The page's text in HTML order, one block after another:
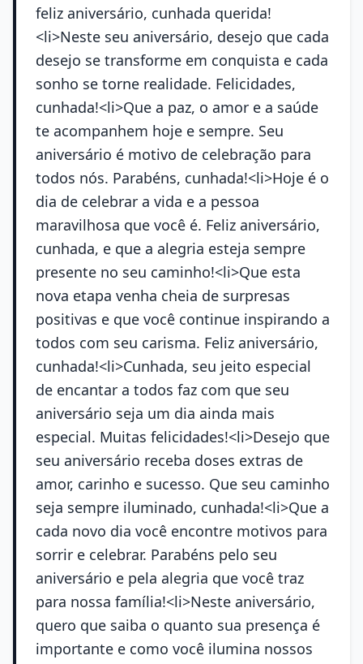
feliz aniversário, cunhada querida!
<li>Neste seu aniversário, desejo que cada
desejo se transforme em conquista e cada
sonho se torne realidade. Felicidades,
cunhada!<li>Que a paz, o amor e a saúde
te acompanhem hoje e sempre. Seu
aniversário é motivo de celebração para
todos nós. Parabéns, cunhada!<li>Hoje é o
dia de celebrar a vida e a pessoa
maravilhosa que você é. Feliz aniversário,
cunhada, e que a alegria esteja sempre
presente no seu caminho!<li>Que esta
nova etapa venha cheia de surpresas
positivas e que você continue inspirando a
todos com seu carisma. Feliz aniversário,
cunhada!<li>Cunhada, seu jeito especial
de encantar a todos faz com que seu
aniversário seja um dia ainda mais
especial. Muitas felicidades!<li>Desejo que
seu aniversário receba doses extras de
amor, carinho e sucesso. Que seu caminho
seja sempre iluminado, cunhada!<li>Que a
cada novo dia você encontre motivos para
sorrir e celebrar. Parabéns pelo seu
aniversário e pela alegria que você traz
para nossa família!<li>Neste aniversário,
quero que saiba o quanto sua presença é
importante e como você ilumina nossos